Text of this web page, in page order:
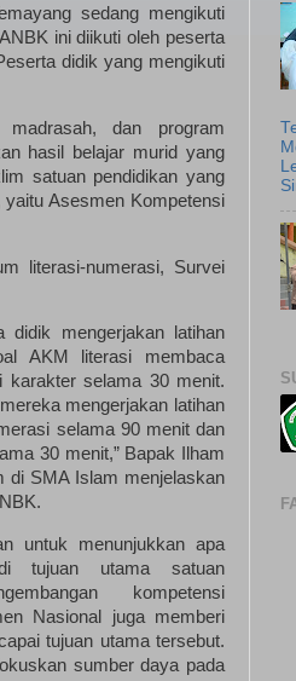
sedang mengikuti
ini diikuti oleh peserta
didik yang mengikuti
dan program
hasil belajar murid yang
satuan pendidikan yang
Asesmen Kompetensi
literasi-numerasi, Survei
didik mengerjakan latihan
AKM literasi membaca
karakter selama 30 menit.
mengerjakan latihan
selama 90 menit dan
30 menit,” Bapak Ilham
di SMA Islam menjelaskan
untuk menunjukkan apa
tujuan utama satuan
kompetensi
Nasional juga memberi
tujuan utama tersebut.
sumber daya pada